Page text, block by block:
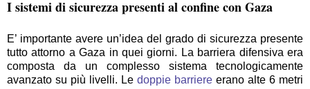
I sistemi di sicurezza presenti al confine con Gaza
E’ importante avere un’idea del grado di sicurezza presente
tutto attorno a Gaza in quei giorni. La barriera difensiva era
composta da un complesso sistema tecnologicamente
avanzato su più livelli. Le doppie barriere erano alte 6 metri